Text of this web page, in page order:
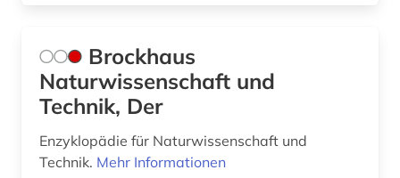
soziologie (1)
statistik (14)
stochastik (2)
Brockhaus
Naturwissenschaft und
Technik, Der
Enzyklopädie für Naturwissenschaft und
Technik. Mehr Informationen